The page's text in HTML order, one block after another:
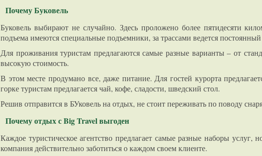
Почему Буковель
Буковель выбирают не случайно. Здесь проложено более пятидесяти
подъема имеются специальные подъемники, за трассами ведется постоянный
Для проживания туристам предлагаются самые разные варианты – от
высокую стоимость.
В этом месте продумано все, даже питание. Для гостей курорта
горке туристам предлагается чай, кофе, сладости, шведский стол.
Решив отправится в БУковель на отдых, не стоит переживать по поводу
Почему отдых с Big Travel выгоден
Каждое туристическое агентство предлагает самые разные наборы
компания действительно заботиться о каждом своем клиенте.